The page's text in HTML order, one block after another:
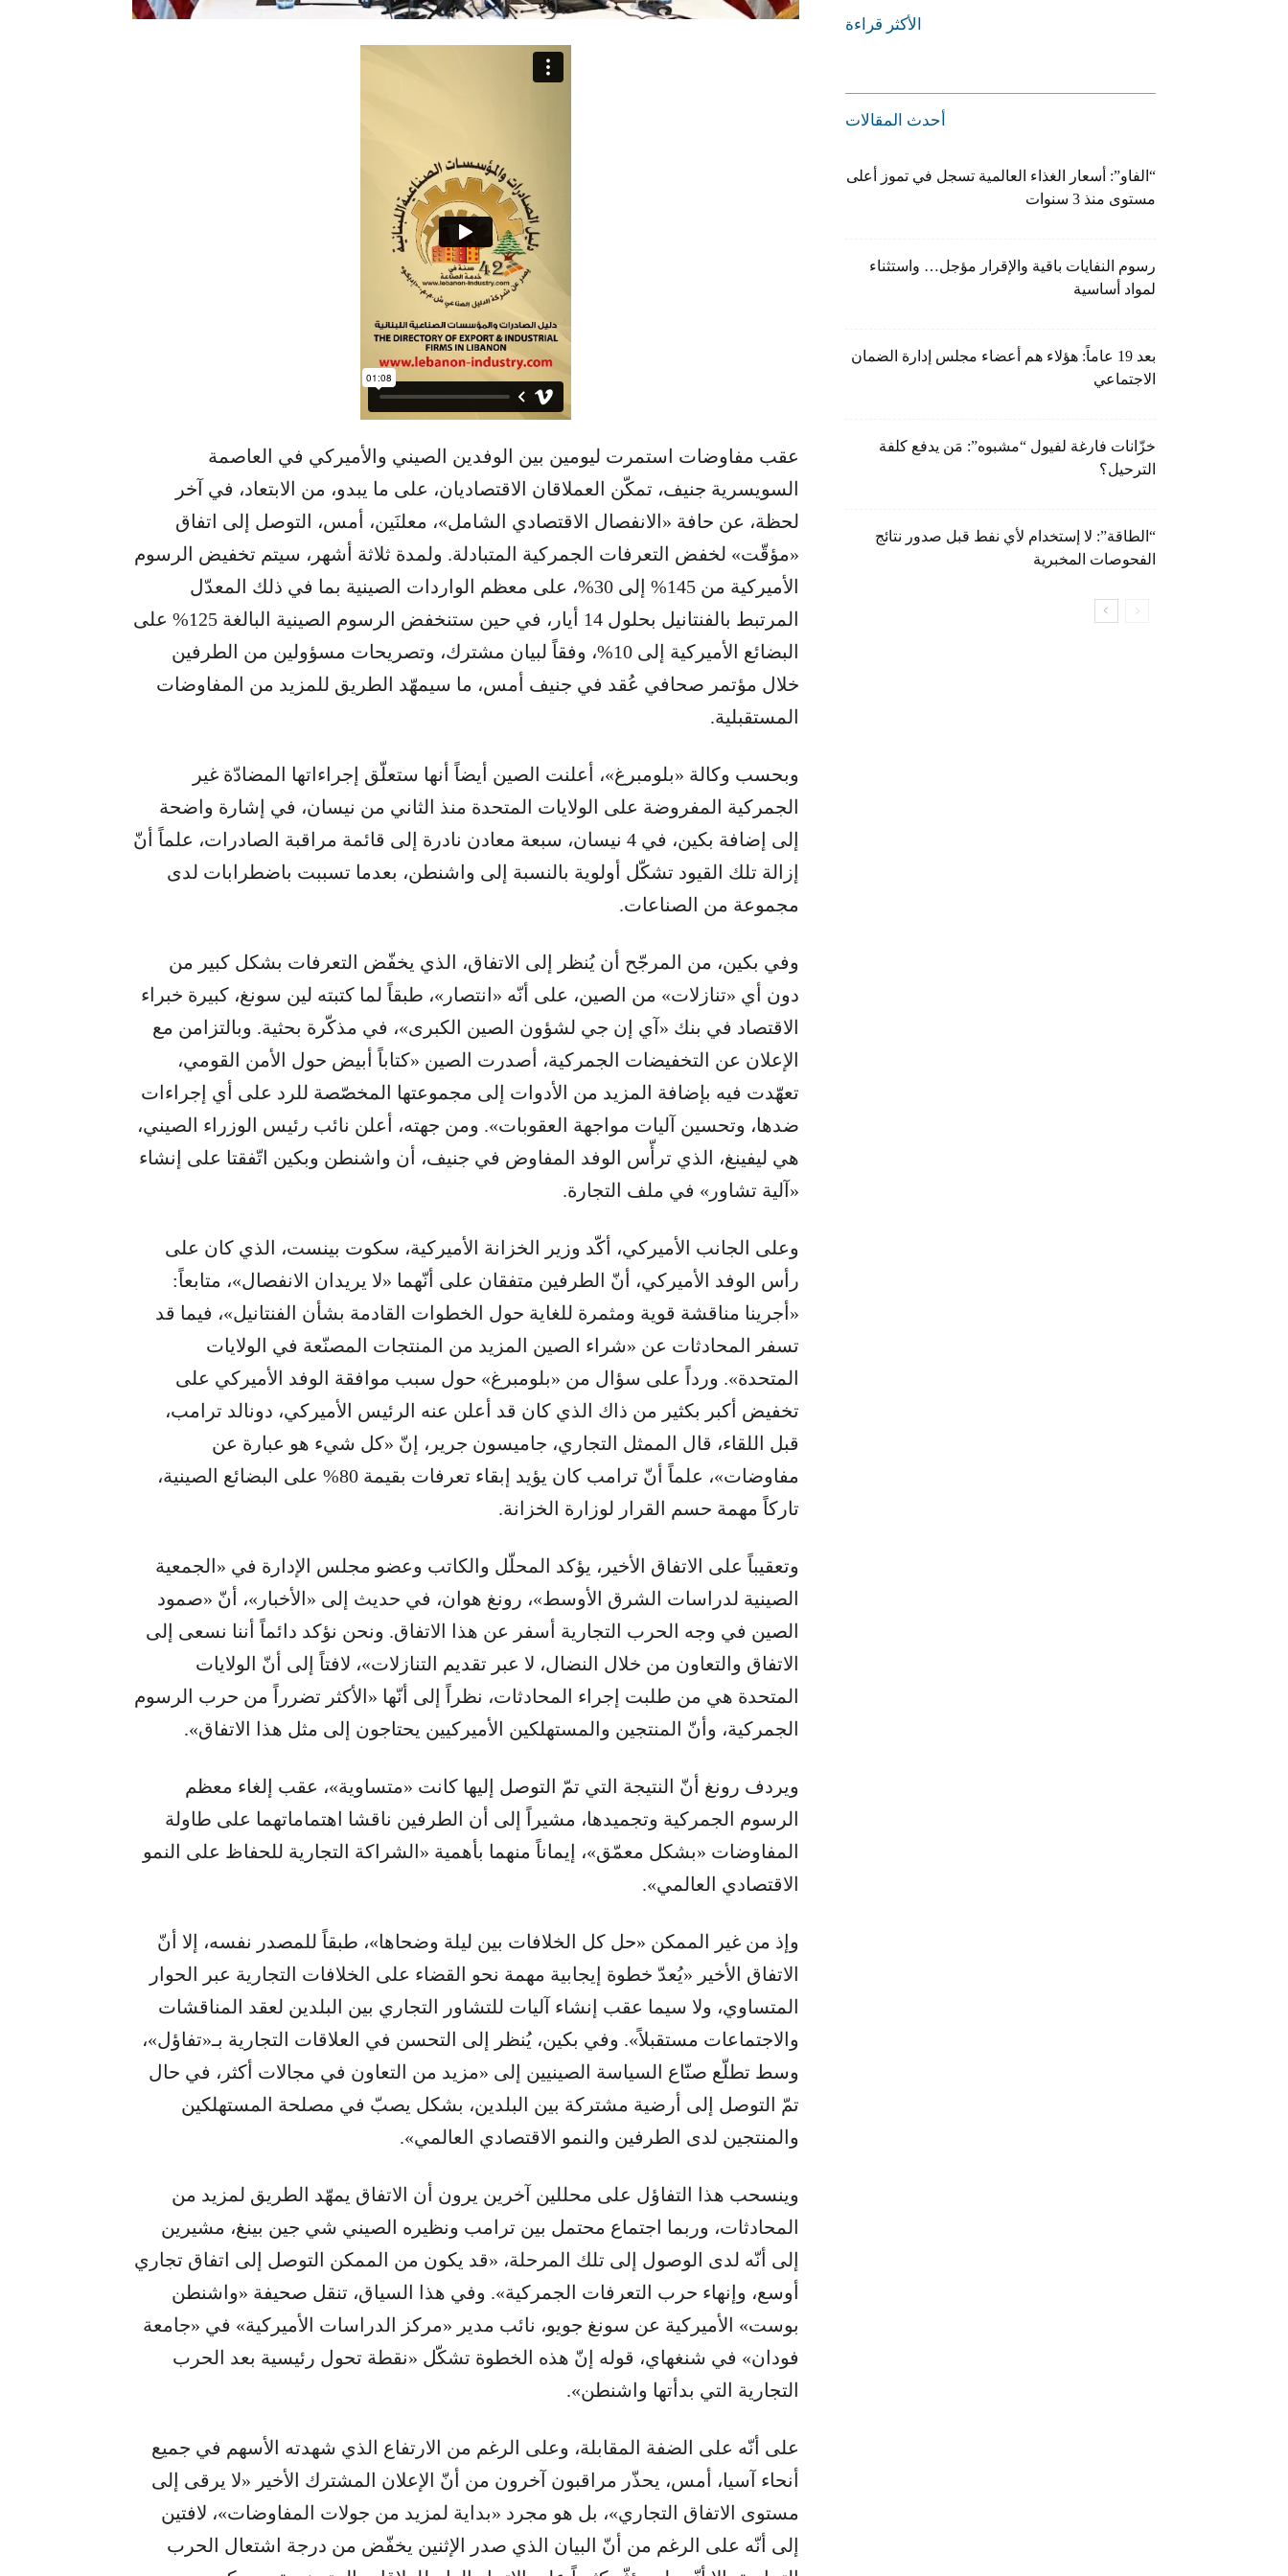
عقب مفاوضات استمرت ليومين بين الوفدين الصيني والأميركي في العاصمة
السويسرية جنيف، تمكّن العملاقان الاقتصاديان، على ما يبدو، من الابتعاد، في آخر
لحظة، عن حافة «الانفصال الاقتصادي الشامل»، معلنَين، أمس، التوصل إلى اتفاق
«مؤقّت» لخفض التعرفات الجمركية المتبادلة. ولمدة ثلاثة أشهر، سيتم تخفيض الرسوم
الأميركية من 145% إلى 30%، على معظم الواردات الصينية بما في ذلك المعدّل
المرتبط بالفنتانيل بحلول 14 أيار، في حين ستنخفض الرسوم الصينية البالغة 125% على
البضائع الأميركية إلى 10%، وفقاً لبيان مشترك، وتصريحات مسؤولين من الطرفين
خلال مؤتمر صحافي عُقد في جنيف أمس، ما سيمهّد الطريق للمزيد من المفاوضات
المستقبلية.
وبحسب وكالة «بلومبرغ»، أعلنت الصين أيضاً أنها ستعلّق إجراءاتها المضادّة غير
الجمركية المفروضة على الولايات المتحدة منذ الثاني من نيسان، في إشارة واضحة
إلى إضافة بكين، في 4 نيسان، سبعة معادن نادرة إلى قائمة مراقبة الصادرات، علماً أنّ
إزالة تلك القيود تشكّل أولوية بالنسبة إلى واشنطن، بعدما تسببت باضطرابات لدى
مجموعة من الصناعات.
وفي بكين، من المرجّح أن يُنظر إلى الاتفاق، الذي يخفّض التعرفات بشكل كبير من
دون أي «تنازلات» من الصين، على أنّه «انتصار»، طبقاً لما كتبته لين سونغ، كبيرة خبراء
الاقتصاد في بنك «آي إن جي لشؤون الصين الكبرى»، في مذكّرة بحثية. وبالتزامن مع
الإعلان عن التخفيضات الجمركية، أصدرت الصين «كتاباً أبيض حول الأمن القومي،
تعهّدت فيه بإضافة المزيد من الأدوات إلى مجموعتها المخصّصة للرد على أي إجراءات
ضدها، وتحسين آليات مواجهة العقوبات». ومن جهته، أعلن نائب رئيس الوزراء الصيني،
هي ليفينغ، الذي ترأّس الوفد المفاوض في جنيف، أن واشنطن وبكين اتّفقتا على إنشاء
«آلية تشاور» في ملف التجارة.
وعلى الجانب الأميركي، أكّد وزير الخزانة الأميركية، سكوت بينست، الذي كان على
رأس الوفد الأميركي، أنّ الطرفين متفقان على أنّهما «لا يريدان الانفصال»، متابعاً:
«أجرينا مناقشة قوية ومثمرة للغاية حول الخطوات القادمة بشأن الفنتانيل»، فيما قد
تسفر المحادثات عن «شراء الصين المزيد من المنتجات المصنّعة في الولايات
المتحدة». ورداً على سؤال من «بلومبرغ» حول سبب موافقة الوفد الأميركي على
تخفيض أكبر بكثير من ذاك الذي كان قد أعلن عنه الرئيس الأميركي، دونالد ترامب،
قبل اللقاء، قال الممثل التجاري، جاميسون جرير، إنّ «كل شيء هو عبارة عن
مفاوضات»، علماً أنّ ترامب كان يؤيد إبقاء تعرفات بقيمة 80% على البضائع الصينية،
تاركاً مهمة حسم القرار لوزارة الخزانة.
وتعقيباً على الاتفاق الأخير، يؤكد المحلّل والكاتب وعضو مجلس الإدارة في «الجمعية
الصينية لدراسات الشرق الأوسط»، رونغ هوان، في حديث إلى «الأخبار»، أنّ «صمود
الصين في وجه الحرب التجارية أسفر عن هذا الاتفاق. ونحن نؤكد دائماً أننا نسعى إلى
الاتفاق والتعاون من خلال النضال، لا عبر تقديم التنازلات»، لافتاً إلى أنّ الولايات
المتحدة هي من طلبت إجراء المحادثات، نظراً إلى أنّها «الأكثر تضرراً من حرب الرسوم
الجمركية، وأنّ المنتجين والمستهلكين الأميركيين يحتاجون إلى مثل هذا الاتفاق».
ويردف رونغ أنّ النتيجة التي تمّ التوصل إليها كانت «متساوية»، عقب إلغاء معظم
الرسوم الجمركية وتجميدها، مشيراً إلى أن الطرفين ناقشا اهتماماتهما على طاولة
المفاوضات «بشكل معمّق»، إيماناً منهما بأهمية «الشراكة التجارية للحفاظ على النمو
الاقتصادي العالمي».
وإذ من غير الممكن «حل كل الخلافات بين ليلة وضحاها»، طبقاً للمصدر نفسه، إلا أنّ
الاتفاق الأخير «يُعدّ خطوة إيجابية مهمة نحو القضاء على الخلافات التجارية عبر الحوار
المتساوي، ولا سيما عقب إنشاء آليات للتشاور التجاري بين البلدين لعقد المناقشات
والاجتماعات مستقبلاً». وفي بكين، يُنظر إلى التحسن في العلاقات التجارية بـ«تفاؤل»،
وسط تطلّع صنّاع السياسة الصينيين إلى «مزيد من التعاون في مجالات أكثر، في حال
تمّ التوصل إلى أرضية مشتركة بين البلدين، بشكل يصبّ في مصلحة المستهلكين
والمنتجين لدى الطرفين والنمو الاقتصادي العالمي».
وينسحب هذا التفاؤل على محللين آخرين يرون أن الاتفاق يمهّد الطريق لمزيد من
المحادثات، وربما اجتماع محتمل بين ترامب ونظيره الصيني شي جين بينغ، مشيرين
إلى أنّه لدى الوصول إلى تلك المرحلة، «قد يكون من الممكن التوصل إلى اتفاق تجاري
أوسع، وإنهاء حرب التعرفات الجمركية». وفي هذا السياق، تنقل صحيفة «واشنطن
بوست» الأميركية عن سونغ جويو، نائب مدير «مركز الدراسات الأميركية» في «جامعة
فودان» في شنغهاي، قوله إنّ هذه الخطوة تشكّل «نقطة تحول رئيسية بعد الحرب
التجارية التي بدأتها واشنطن».
على أنّه على الضفة المقابلة، وعلى الرغم من الارتفاع الذي شهدته الأسهم في جميع
أنحاء آسيا، أمس، يحذّر مراقبون آخرون من أنّ الإعلان المشترك الأخير «لا يرقى إلى
مستوى الاتفاق التجاري»، بل هو مجرد «بداية لمزيد من جولات المفاوضات»، لافتين
إلى أنّه على الرغم من أنّ البيان الذي صدر الإثنين يخفّض من درجة اشتعال الحرب
الأكثر قراءة
أحدث المقالات
“الفاو”: أسعار الغذاء العالمية تسجل في تموز أعلى
مستوى منذ 3 سنوات
رسوم النفايات باقية والإقرار مؤجل… واستثناء
لمواد أساسية
بعد 19 عاماً: هؤلاء هم أعضاء مجلس إدارة الضمان
الاجتماعي
خزّانات فارغة لفيول “مشبوه”: مَن يدفع كلفة
الترحيل؟
“الطاقة”: لا إستخدام لأي نفط قبل صدور نتائج
الفحوصات المخبرية